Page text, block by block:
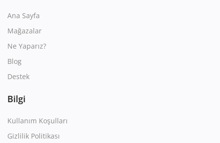
Ana Sayfa
Mağazalar
Ne Yaparız?
Blog
Destek
Bilgi
Kullanım Koşulları
Gizlilik Politikası